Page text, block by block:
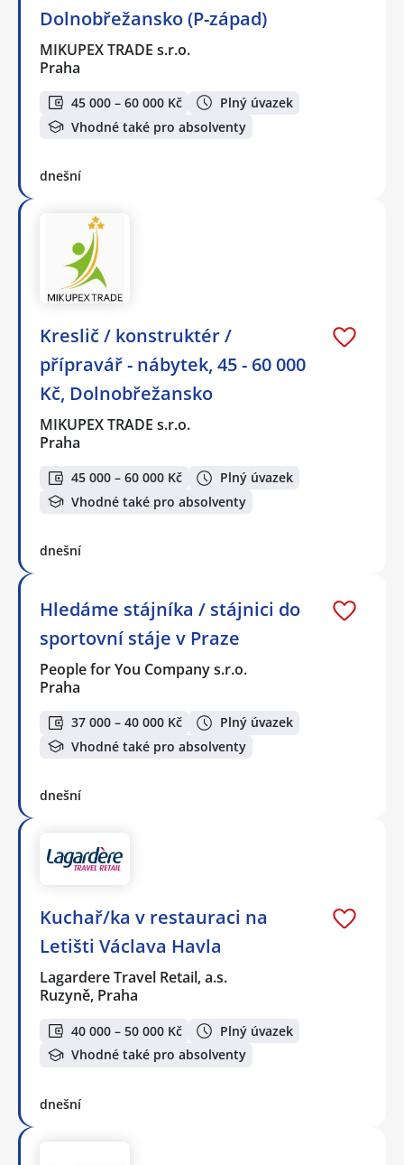
Dolnobřežansko (P-západ)
MIKUPEX TRADE s.r.o.
Praha
45 000 – 60 000 Kč
Plný úvazek
Vhodné také pro absolventy
dnešní
Kreslič / konstruktér /
přípravář - nábytek, 45 - 60 000
Kč, Dolnobřežansko
MIKUPEX TRADE s.r.o.
Praha
45 000 – 60 000 Kč
Plný úvazek
Vhodné také pro absolventy
dnešní
Hledáme stájníka / stájnici do
sportovní stáje v Praze
People for You Company s.r.o.
Praha
37 000 – 40 000 Kč
Plný úvazek
Vhodné také pro absolventy
dnešní
Kuchař/ka v restauraci na
Letišti Václava Havla
Lagardere Travel Retail, a.s.
Ruzyně, Praha
40 000 – 50 000 Kč
Plný úvazek
Vhodné také pro absolventy
dnešní